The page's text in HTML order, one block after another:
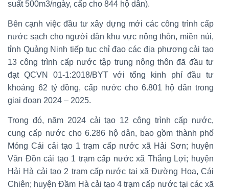
suất 500m3/ngày, cấp cho 844 hộ dân).
Bên cạnh việc đầu tư xây dựng mới các công trình cấp
nước sạch cho người dân khu vực nông thôn, miền núi,
tỉnh Quảng Ninh tiếp tục chỉ đạo các địa phương cải tạo
13 công trình cấp nước tập trung nông thôn đã đầu tư
đạt QCVN 01-1:2018/BYT với tổng kinh phí đầu tư
khoảng 62 tỷ đồng, cấp nước cho 6.801 hộ dân trong
giai đoạn 2024 – 2025.
Trong đó, năm 2024 cải tạo 12 công trình cấp nước,
cung cấp nước cho 6.286 hộ dân, bao gồm thành phố
Móng Cái cải tạo 1 trạm cấp nước xã Hải Sơn; huyện
Vân Đồn cải tạo 1 trạm cấp nước xã Thắng Lợi; huyện
Hải Hà cải tạo 2 trạm cấp nước tại xã Đường Hoa, Cái
Chiên; huyện Đầm Hà cải tạo 4 trạm cấp nước tại các xã